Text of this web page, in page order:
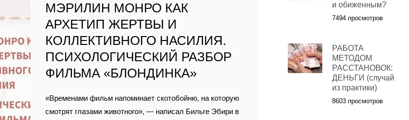
МЭРИЛИН МОНРО КАК
АРХЕТИП ЖЕРТВЫ И
КОЛЛЕКТИВНОГО НАСИЛИЯ.
ПСИХОЛОГИЧЕСКИЙ РАЗБОР
ФИЛЬМА «БЛОНДИНКА»
«Временами фильм напоминает скотобойню, на которую
смотрят глазами животного», — написал Бильге Эбири в
и обиженным?
7494 просмотров
РАБОТА
МЕТОДОМ
РАССТАНОВОК:
ДЕНЬГИ (случай
из практики)
8603 просмотров